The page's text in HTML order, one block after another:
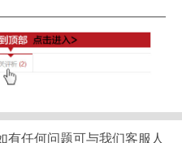
有任何问题可与我们客服人